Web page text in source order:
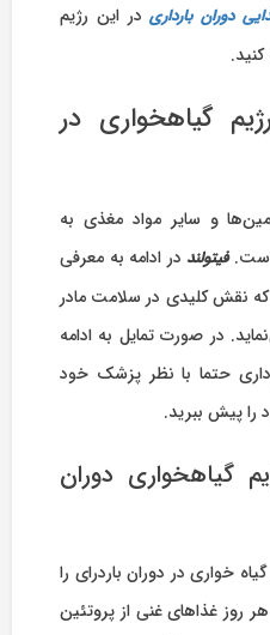
دوران بارداری در این رژیم
گیاهخواری در
و سایر مواد مغذی به
است.فیتولند در ادامه به معرفی
نقش کلیدی در سلامت مادر
در صورت تمایل به ادامه
حتما با نظر پزشک خود
را پیش ببرید.
گیاهخواری دوران
خواری در دوران باردرای را
روز غذاهای غنی از پروتئین